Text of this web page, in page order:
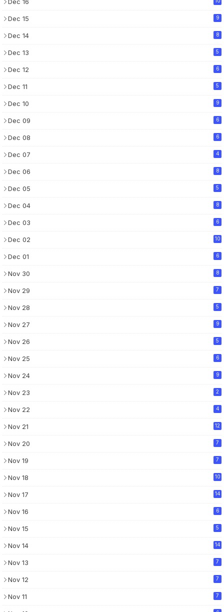
Dec 16
Dec 15 9
Dec 14 8
Dec 13 5
Dec 12 6
Dec 11 5
Dec 10 9
Dec 09 6
Dec 08 6
Dec 07 4
Dec 06 8
Dec 05 5
Dec 04 8
Dec 03 6
Dec 02 10
Dec 01 6
Nov 30 8
Nov 29 7
Nov 28 5
Nov 27 9
Nov 26 5
Nov 25 6
Nov 24 9
Nov 23 2
Nov 22 4
Nov 21 12
Nov 20 7
Nov 19 7
Nov 18 10
Nov 17 14
Nov 16 6
Nov 15 5
Nov 14 14
Nov 13 7
Nov 12 7
Nov 11 7